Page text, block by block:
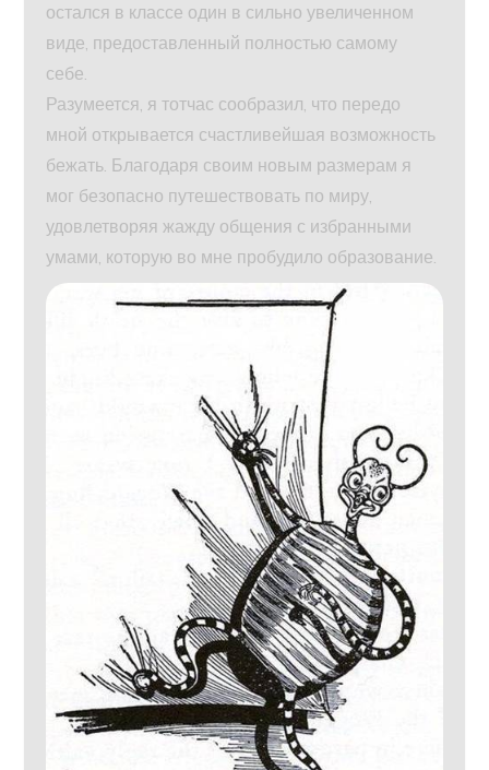
остался в классе один в сильно увеличенном
виде, предоставленный полностью самому
себе.
Разумеется, я тотчас сообразил, что передо
мной открывается счастливейшая возможность
бежать. Благодаря своим новым размерам я
мог безопасно путешествовать по миру,
удовлетворяя жажду общения с избранными
умами, которую во мне пробудило образование.